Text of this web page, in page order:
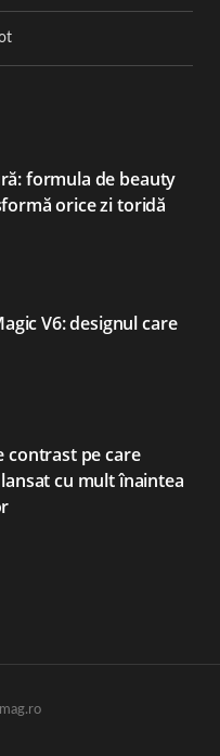
formula de beauty
orice zi toridă
V6: designul care
contrast pe care
cu mult înaintea